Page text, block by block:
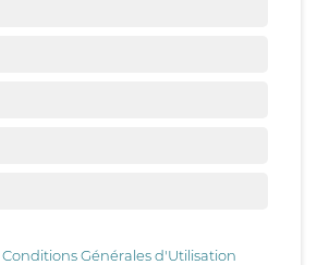
Conditions Générales d'Utilisation